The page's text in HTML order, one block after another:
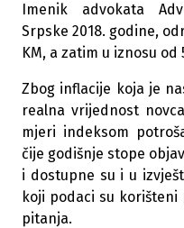
Imenik advokata
Srpske 2018. godine,
KM, a zatim u iznosu od
Zbog inflacije koja je
realna vrijednost
mjeri indeksom
čije godišnje stope
i dostupne su i u
koji podaci su
pitanja.